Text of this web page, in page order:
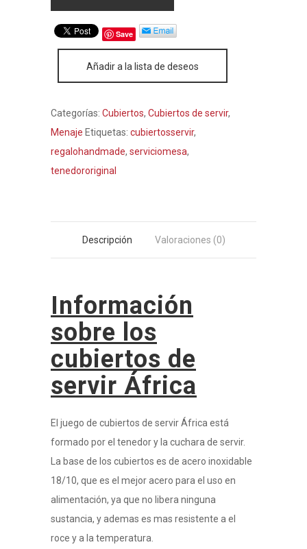
Save
Añadir a la lista de deseos
Categorías: Cubiertos, Cubiertos de servir,
Menaje Etiquetas: cubiertosservir,
regalohandmade, serviciomesa,
tenedororiginal
Descripción Valoraciones (0)
Información
sobre los
cubiertos de
servir África
El juego de cubiertos de servir África está
formado por el tenedor y la cuchara de servir.
La base de los cubiertos es de acero inoxidable
18/10, que es el mejor acero para el uso en
alimentación, ya que no libera ninguna
sustancia, y ademas es mas resistente a el
roce y a la temperatura.